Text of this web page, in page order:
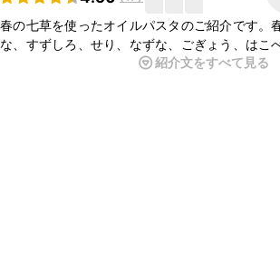
春の七草を使ったオイルパスタのご紹介です。
な、すずしろ、せり、なずな、ごぎょう、はこ
種類の植物のことです。七草はお粥にして食べ
紹介文をすべて見る